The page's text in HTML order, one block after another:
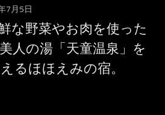
7月5日
な野菜やお肉を使った
人の湯「天童温泉」を
るほほえみの宿。